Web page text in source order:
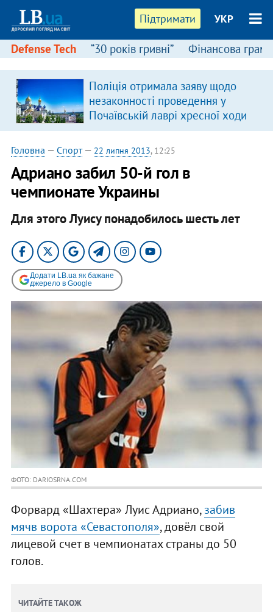
Підтримати УКР
Defense Tech “30 років гривні” Фінансова
Поліція отримала заяву щодо
незаконності проведення у
Почаївській лаврі хресної ходи
Головна — Спорт— 22 липня 2013, 12:25
Адриано забил 50-й гол в
чемпионате Украины
Для этого Луису понадобилось шесть лет
Додати LB.ua як бажане
джерело в Google
ФОТО: DARIOSRNA.COM
Форвард «Шахтера» Луис Адриано,забив
мячв ворота «Севастополя», довёл свой
лицевой счет в чемпионатах страны до 50
голов.
ЧИТАЙТЕ ТАКОЖ